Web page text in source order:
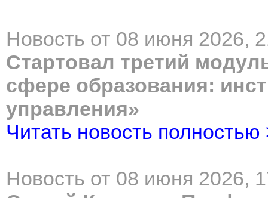
Новость от 08 июня 2026,
Стартовал третий
сфере образования:
управления»
Читать новость полностью
Новость от 08 июня 2026,